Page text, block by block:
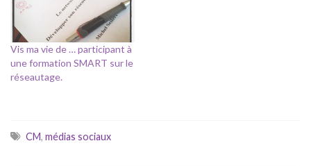
que je suis un utilisateur
intensif des réseaux
sociaux. Être un utilisateur
intensif ne signifie pas…
Vis ma vie de … participant à
une formation SMART sur le
réseautage.
CM, médias sociaux